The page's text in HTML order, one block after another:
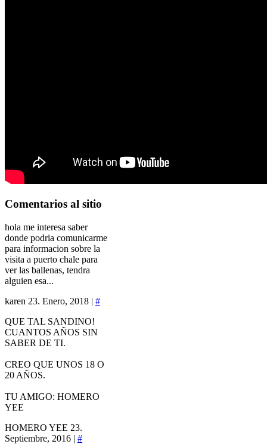
Comentarios al sitio
hola me interesa saber
donde podria comunicarme
para informacion sobre la
visita a puerto chale para
ver las ballenas, tendra
alguien esa...
karen 23. Enero, 2018 | #
QUE TAL SANDINO!
CUANTOS AÑOS SIN
SABER DE TI.
CREO QUE UNOS 18 O
20 AÑOS.
TU AMIGO: HOMERO
YEE
HOMERO YEE 23.
Septiembre, 2016 | #